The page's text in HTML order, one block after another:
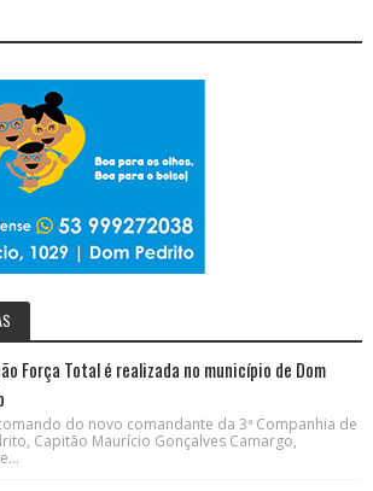
Força Total é realizada no município de Dom
do novo comandante da 3ª Companhia de
Capitão Maurício Gonçalves Camargo,